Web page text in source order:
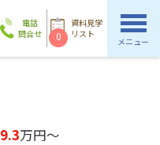
電話
問合せ
資料見学
リスト
0 メニュー
万円～